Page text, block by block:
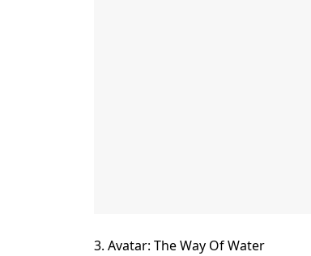
Avatar: The Way Of Water